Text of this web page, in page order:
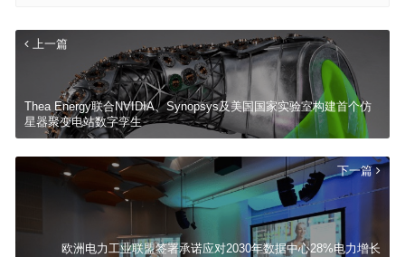
上一篇
Thea Energy联合NVIDIA、Synopsys及美国国家实验室构建首个仿
星器聚变电站数字孪生
下一篇
欧洲电力工业联盟签署承诺应对2030年数据中心28%电力增长